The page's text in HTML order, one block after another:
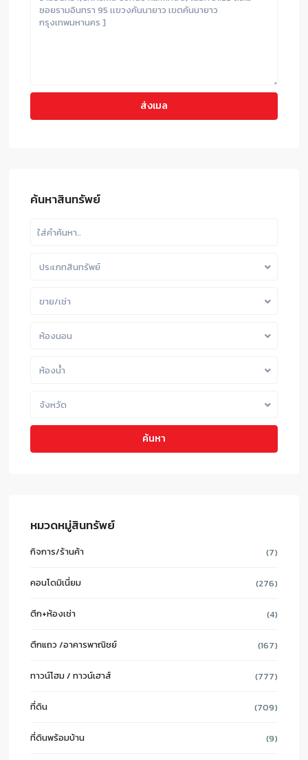
ค้นหาสินทรัพย์
ประเภทสินทรัพย์
ขาย/เช่า
ห้องนอน
ห้องน้ำ
จังหวัด
ค้นหา
หมวดหมู่สินทรัพย์
กิจการ/ร้านค้า (7)
คอนโดมิเนี่ยม (276)
ตึก+ห้องเช่า (4)
ตึกแถว /อาคารพาณิชย์ (167)
ทาวน์โฮม / ทาวน์เฮาส์ (777)
ที่ดิน (709)
ที่ดินพร้อมบ้าน (9)